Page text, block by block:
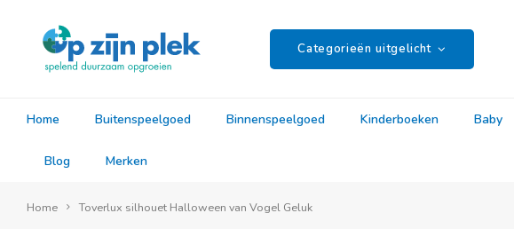
Categorieën uitgelicht
Home Buitenspeelgoed Binnenspeelgoed Kinderboeken Baby
Blog Merken
Home Toverlux silhouet Halloween van Vogel Geluk